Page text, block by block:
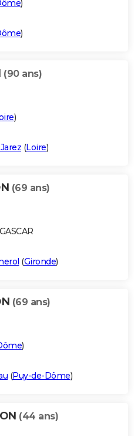
)
)
(90 ans)
)
(Loire)
(69 ans)
(Gironde)
(69 ans)
)
(Puy-de-Dôme)
(44 ans)